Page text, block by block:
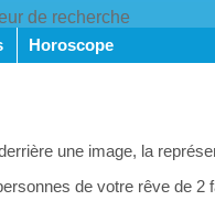
de recherche
Horoscope
une image, la
de votre rêve de